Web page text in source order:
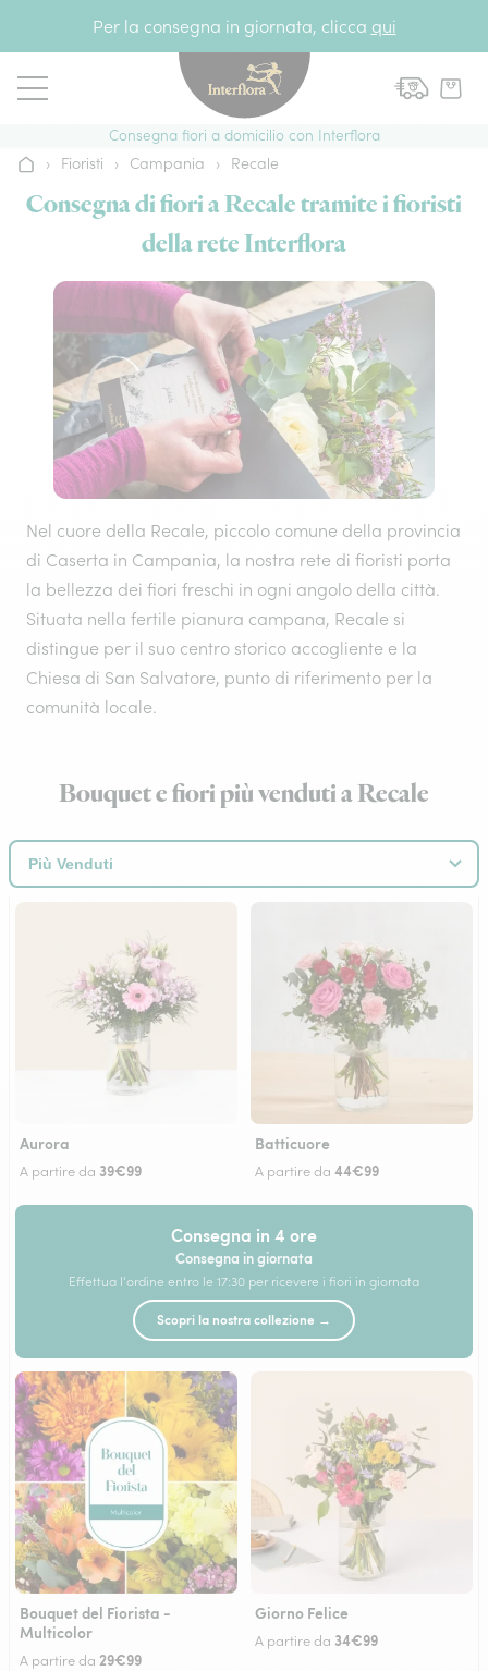
Per la consegna in giornata, clicca qui
Consegna fiori a domicilio con Interflora
Home› Fioristi › Campania › Recale
Consegna di fiori a Recale tramite i fioristi
della rete Interflora
Nel cuore della Recale, piccolo comune della provincia
di Caserta in Campania, la nostra rete di fioristi porta
la bellezza dei fiori freschi in ogni angolo della città.
Situata nella fertile pianura campana, Recale si
distingue per il suo centro storico accogliente e la
Chiesa di San Salvatore, punto di riferimento per la
comunità locale.
Bouquet e fiori più venduti a Recale
Aurora
A partire da 39€99
Batticuore
A partire da 44€99
Consegna in 4 ore
Consegna in giornata
Effettua l'ordine entro le 17:30 per ricevere i fiori in giornata
Scopri la nostra collezione →
Bouquet del Fiorista -
Multicolor
A partire da 29€99
Giorno Felice
A partire da 34€99